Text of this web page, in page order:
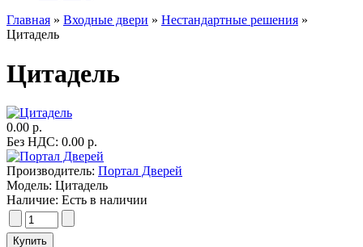
Главная » Входные двери » Нестандартные решения »
Цитадель
Цитадель
0.00 р.
Без НДС: 0.00 р.
Производитель: Портал Дверей
Модель: Цитадель
Наличие: Есть в наличии